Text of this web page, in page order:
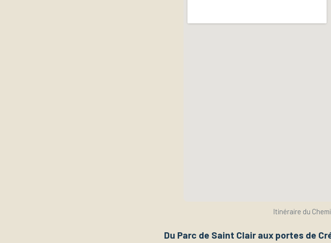
Itinéraire du
Du Parc de Saint Clair aux portes de